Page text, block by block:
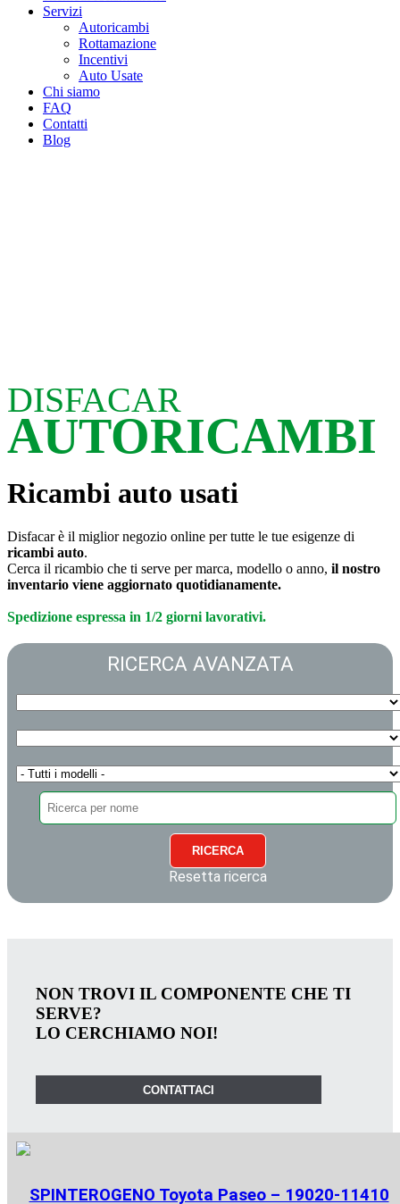
Servizi
Autoricambi
Rottamazione
Incentivi
Auto Usate
Chi siamo
FAQ
Contatti
Blog
DISFACAR
AUTORICAMBI
Ricambi auto usati
Disfacar è il miglior negozio online per tutte le tue esigenze di
ricambi auto.
Cerca il ricambio che ti serve per marca, modello o anno, il nostro
inventario viene aggiornato quotidianamente.
Spedizione espressa in 1/2 giorni lavorativi.
RICERCA AVANZATA
RICERCA
Resetta ricerca
NON TROVI IL COMPONENTE CHE TI
SERVE?
LO CERCHIAMO NOI!
CONTATTACI
SPINTEROGENO Toyota Paseo – 19020-11410